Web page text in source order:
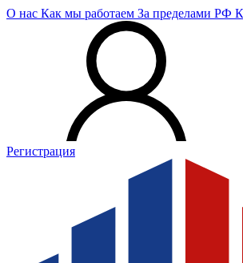
О нас Как мы работаем За пределами РФ
Регистрация